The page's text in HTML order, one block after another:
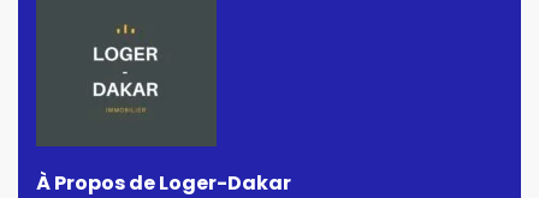
À Propos de Loger-Dakar